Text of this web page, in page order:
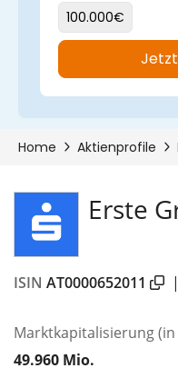
Erste
ISIN AT0000652011 |
Marktkapitalisierung(in
49.960 Mio.